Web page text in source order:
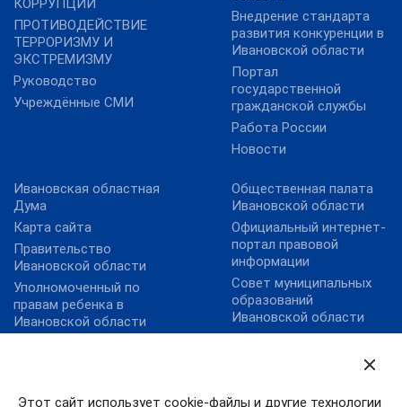
Этот сайт использует cookie-файлы и другие технологии
КОРРУПЦИИ
ПРОТИВОДЕЙСТВИЕ
ТЕРРОРИЗМУ И
ЭКСТРЕМИЗМУ
Руководство
Учреждённые СМИ
Внедрение стандарта
развития конкуренции в
Ивановской области
Портал
государственной
гражданской службы
Работа России
Новости
Ивановская областная
Дума
Карта сайта
Правительство
Ивановской области
Уполномоченный по
правам ребенка в
Ивановской области
Общественная палата
Ивановской области
Официальный интернет-
портал правовой
информации
Совет муниципальных
образований
Ивановской области
Федеральный портал